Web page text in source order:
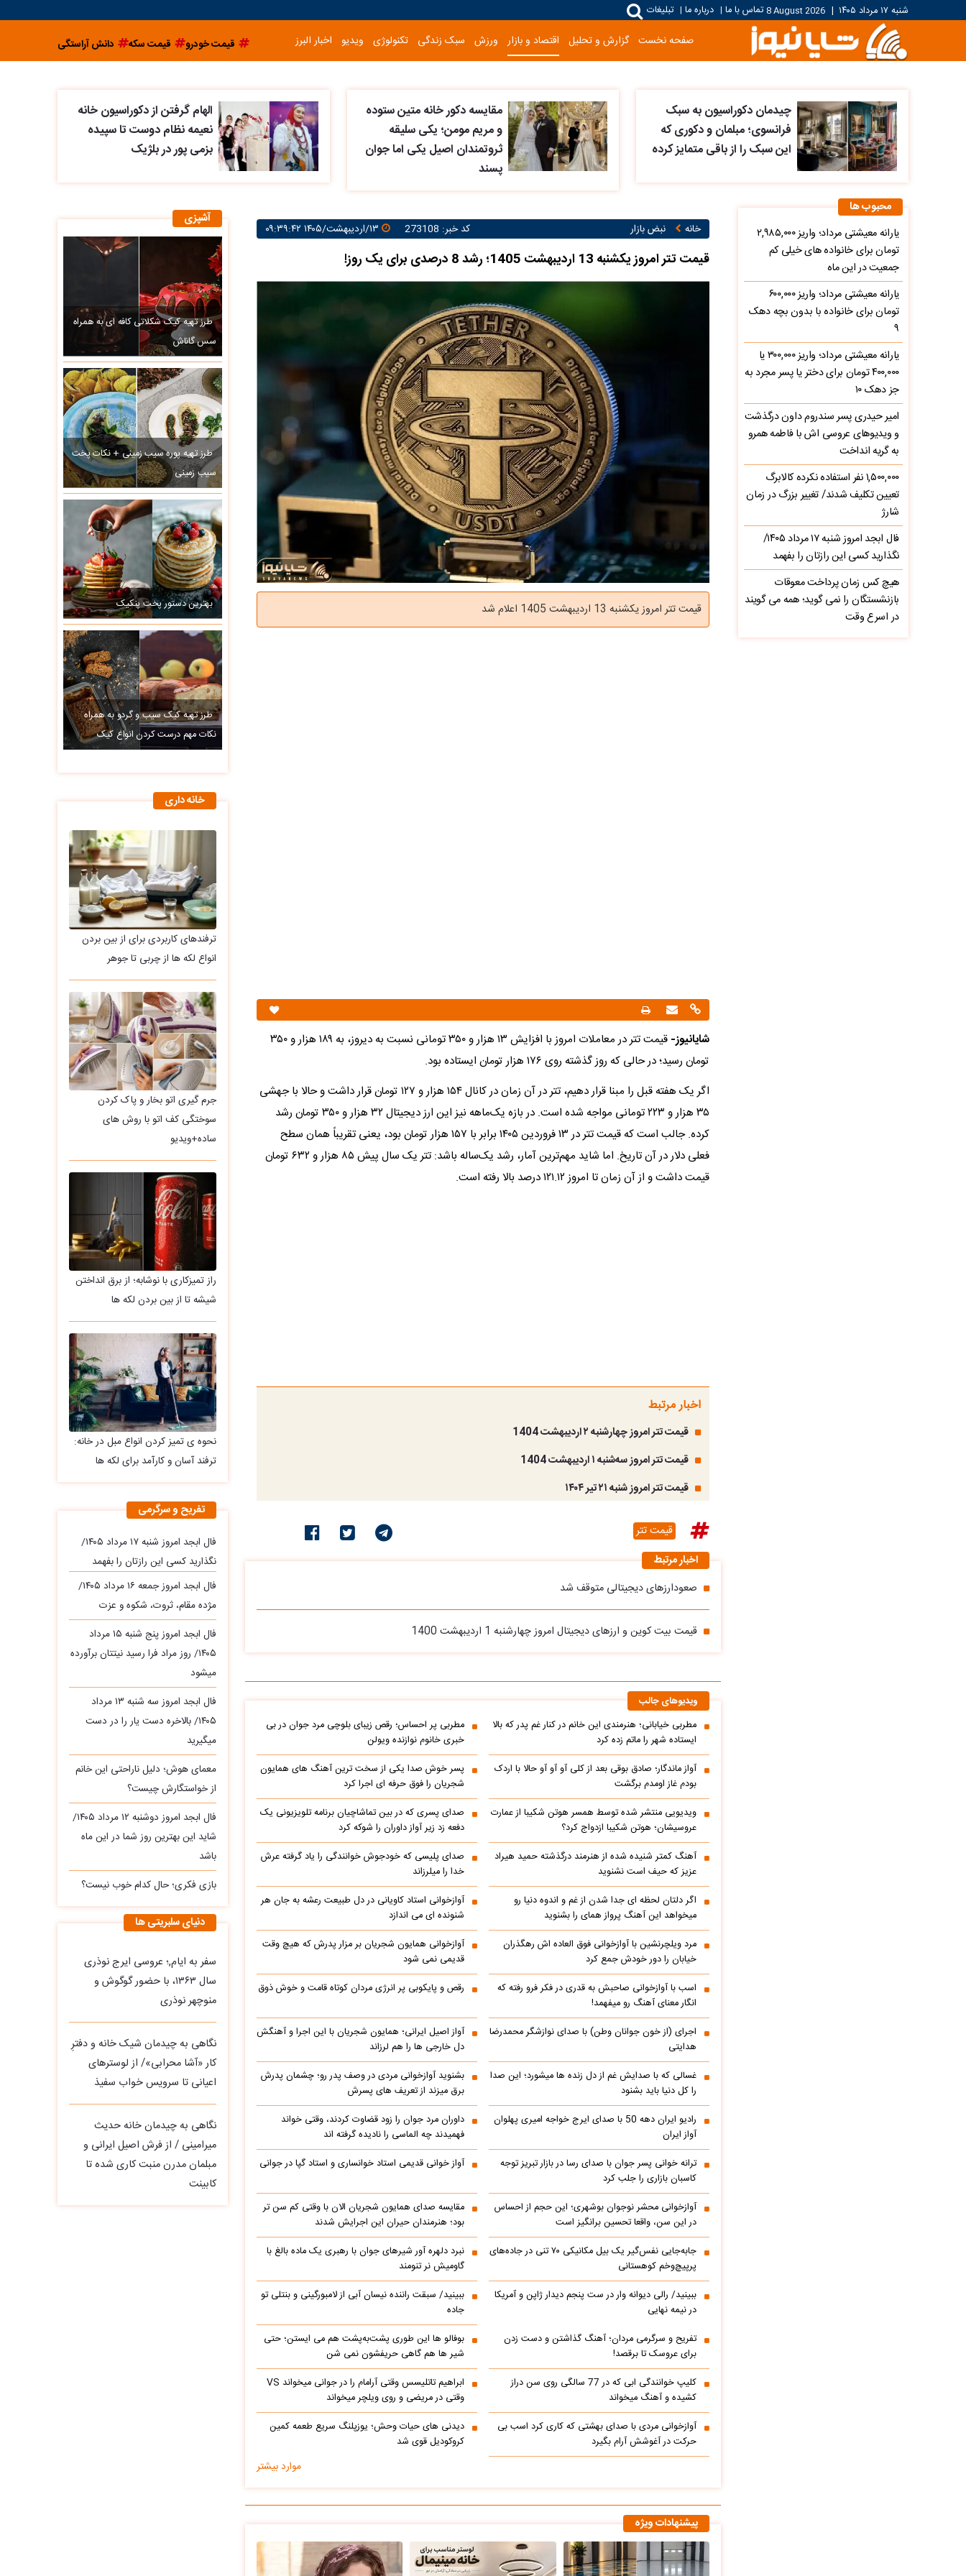
شنبه ۱۷ مرداد ۱۴۰۵ |
8 August 2026تماس با ما | درباره ما | تبلیغات
صفحه نخست گزارش و تحلیل اقتصاد و بازار ورزش سبک زندگی تکنولوژی ویدیو اخبار البرز قیمت خودرو قیمت سکه دانش آراستگی
چیدمان دکوراسیون به سبک
فرانسوی؛ مبلمان و دکوری که
این سبک را از باقی متمایز کرده
مقایسه دکور خانه متین ستوده
و مریم مومن؛ یکی سلیقه
ثروتمندان اصیل یکی اما جوان
پسند
الهام گرفتن از دکوراسیون خانه
نعیمه نظام دوست تا سپیده
بزمی پور در بلژیک
خانه نبض بازار کد خبر: 273108
قیمت تتر امروز یکشنبه 13 اردیبهشت 1405؛ رشد 8 درصدی برای یک روز!
قیمت تتر امروز یکشنبه 13 اردیبهشت 1405 اعلام شد
شایانیوز-
قیمت تتر در معاملات امروز با افزایش ۱۳ هزار و ۳۵۰ تومانی نسبت به دیروز، به ۱۸۹ هزار و ۳۵۰
تومان رسید؛ در حالی که روز گذشته روی ۱۷۶ هزار تومان ایستاده بود.
اگر یک هفته قبل را مبنا قرار دهیم، تتر در آن زمان در کانال ۱۵۴ هزار و ۱۲۷ تومان قرار داشت و حالا با جهشی
۳۵ هزار و ۲۲۳ تومانی مواجه شده است. در بازه یک‌ماهه نیز این ارز دیجیتال ۳۲ هزار و ۳۵۰ تومان رشد
کرده. جالب است که قیمت تتر در ۱۳ فروردین ۱۴۰۵ برابر با ۱۵۷ هزار تومان بود، یعنی تقریباً همان سطح
فعلی دلار در آن تاریخ. اما شاید مهم‌ترین آمار، رشد یک‌ساله باشد: تتر یک سال پیش ۸۵ هزار و ۶۳۲ تومان
قیمت داشت و از آن زمان تا امروز ۱۲۱.۱۲ درصد بالا رفته است.
اخبار مرتبط
قیمت تتر امروز چهارشنبه ۲ اردیبهشت 1404
قیمت تتر امروز سه‌شنبه ۱ اردیبهشت 1404
قیمت تتر امروز شنبه ۲۱ تیر ۱۴۰۴
قیمت تتر
اخبار مرتبط
صعودارزهای دیجیتالی متوقف شد
قیمت بیت کوین و ارزهای دیجیتال امروز چهارشنبه 1 اردیبهشت 1400
ویدیوهای جالب
مطربی خیابانی؛ هنرمندی این خانم در کنار غم پدر که بالا
ایستاده شهر را ماتم زده کرد
مطربی پر احساس؛ رقص زیبای بلوچی مرد جوان در بی
خبری خانوم نوازنده ویولن
آواز ماندگار؛ صادق بوقی بعد از کلی آو آو آو حالا با اردک
بودم غاز اومدم برگشت
پسر خوش صدا یکی از سخت ترین آهنگ های همایون
شجریان را فوق حرفه ای اجرا کرد
ویدیویی منتشر شده توسط همسر هوتن شکیبا از عمارت
عروسیشان؛ هوتن شکیبا ازدواج کرد؟
صدای پسری که در بین تماشاچیان برنامه تلویزیونی یک
دفعه زد زیر آواز داوران را شوکه کرد
آهنگ کمتر شنیده شده از هنرمند درگذشته حمید هیراد
عزیز که حیف است نشنوید
صدای پلیسی که خودجوش خوانندگی را یاد گرفته عرش
خدا را میلرزاند
اگر دلتان لحظه ای جدا شدن از غم و اندوه دنیا رو
میخواهد این آهنگ پرواز همای را بشنوید
آوازخوانی استاد کاویانی در دل طبیعت رعشه به جان هر
شنونده ای می اندازد
مرد ویلچرنشین با آوازخوانی فوق العاده اش رهگذران
خیابان را دور خودش جمع کرد
آوازخوانی همایون شجریان بر مزار پدرش که هیچ وقت
قدیمی نمی شود
اسب با آوازخوانی صاحبش به قدری در فکر فرو رفته که
انگار معنای آهنگ رو میفهمد!
رقص و پایکوبی پر انرژی مردان کوتاه قامت و خوش ذوق
اجرای (از خون جوانان وطن) با صدای نوازشگر محمدرضا
هدایتی
آواز اصیل ایرانی؛ همایون شجریان با این اجرا و آهنگش
دل خارجی ها را هم لرزاند
غسالی که با صدایش غم از دل زنده ها میشورد؛ این صدا
را کل دنیا باید بشنود
بشنوید آوازخوانی مردی در وصف پدر رو؛ چشمان پدرش
برق میزند از تعریف های پسرش
رادیو ایران دهه 50 با صدای ایرج خواجه امیری پهلوان
آواز ایران
داوران مرد جوان را زود قضاوت کردند، وقتی خواند
فهمیدند چه الماسی را نادیده گرفته اند
ترانه خوانی پسر جوان با صدای رسا در بازار تبریز توجه
کاسبان بازاری را جلب کرد
آواز خوانی قدیمی استاد خوانساری و استاد گپا در جوانی
آوازخوانی محشر نوجوان بوشهری؛ این حجم از احساس
در این سن، واقعا تحسین‌ برانگیز است
مقایسه صدای همایون شجریان الان با وقتی کم سن تر
بود؛ هنرمندان حیران این اجرایش شدند
جابه‌جایی نفس‌گیر یک بیل مکانیکی ۷۰ تنی در جاده‌های
پرپیچ‌وخم کوهستانی
نبرد دلهره آور شیرهای جوان با رهبری یک ماده بالغ با
گاومیش نر تنومند
ببینید/ رالی دیوانه وار در ست پنجم دیدار ژاپن و آمریکا
در نیمه نهایی
ببینید/ سبقت راننده نیسان آبی از لامبورگینی و بنتلی تو
جاده
تفریح و سرگرمی مردان؛ آهنگ گذاشتن و دست زدن
برای عروسک تا برقصد!
بوفالو ها این‌ طوری پشت‌به‌پشت هم می‌ ایستن؛ حتی
شیر ها هم گاهی حریفشون نمی‌ شن
کلیپ خوانندگی ابی که در 77 سالگی روی سن دراز
کشیده و آهنگ میخواند
ابراهیم تاتلیسس وقتی آرامام را در جوانی میخواند VS
وقتی در مریضی و روی ویلچر میخواند
آوازخوانی مردی با صدای بهشتی که کاری کرد اسب بی
حرکت در آغوشش آرام بگیرد
دیدنی های حیات وحش؛ یوزپلنگ سریع طعمه کمین
کروکودیل قوی شد
موارد بیشتر
پیشنهادات ویژه
آشپزی
طرز تهیه کیک شکلاتی کافه ای به همراه
سس گاناش
طرز تهیه پوره سیب زمینی + نکات پخت
سیب زمینی
بهترین دستور پخت پنکیک
طرز تهیه کیک سیب و گردو به همراه
نکات مهم درست کردن انواع کیک
خانه داری
ترفندهای کاربردی برای از بین بردن
انواع لکه ها از چربی تا جوهر
جرم گیری اتو بخار و پاک کردن
سوختگی کف اتو با روش های
ساده+ویدیو
راز تمیزکاری با نوشابه؛ از برق انداختن
شیشه تا از بین بردن لکه ها
نحوه ی تمیز کردن انواع مبل در خانه:
ترفند آسان و کارآمد برای لکه ها
تفریح و سرگرمی
فال ابجد امروز شنبه ۱۷ مرداد ۱۴۰۵/
نگذارید کسی این رازتان را بفهمد
فال ابجد امروز جمعه ۱۶ مرداد ۱۴۰۵/
مژده مقام، ثروت، شکوه و عزت
فال ابجد امروز پنج شنبه ۱۵ مرداد
۱۴۰۵/ روز مراد فرا رسید نیتتان برآورده
میشود
فال ابجد امروز سه‌ شنبه ۱۳ مرداد
۱۴۰۵/ بالاخره دست یار را در دست
میگیرید
معمای هوش؛ دلیل ناراحتی این خانم
از خواستگارش چیست؟
فال ابجد امروز دوشنبه ۱۲ مرداد ۱۴۰۵/
شاید این بهترین روز شما در این ماه
باشد
بازی فکری؛ حال کدام خوب نیست؟
دنیای سلبریتی ها
سفر به ایام,؛ عروسی ایرج نوذری
سال ۱۳۶۳، با حضور گوگوش و
منوچهر نوذری
نگاهی به چیدمان شیک خانه و دفترِ
کار «آشا محرابی»/ از لوسترهای
اعیانی تا سرویس خواب سفیذ
نگاهی به چیدمان خانه حدیث
میرامینی / از فرش اصیل ایرانی و
مبلمان مدرن منبت‌ کاری‌ شده تا
کابینت
محبوب ها
یارانه معیشتی مرداد؛ واریز ۲,۹۸۵,۰۰۰
تومان برای خانواده های خیلی کم
جمعیت در این ماه
یارانه معیشتی مرداد؛ واریز ۶۰۰,۰۰۰
تومان برای خانواده با بدون بچه دهک
۹
یارانه معیشتی مرداد؛ واریز ۳۰۰,۰۰۰ یا
۴۰۰,۰۰۰ تومان برای دختر یا پسر مجرد به
جز دهک ۱۰
امیر حیدری پسر سندروم داون درگذشت
و ویدیوهای عروسی اش با فاطمه همرو
به گریه انداخت
۱,۵۰۰,۰۰۰ نفر استفاده نکرده کالابرگ
تعیین تکلیف شدند/ تغییر بزرگ در زمان
شارژ
فال ابجد امروز شنبه ۱۷ مرداد ۱۴۰۵/
نگذارید کسی این رازتان را بفهمد
هیچ کس زمان پرداخت معوقات
بازنشستگان را نمی گوید؛ همه می گویند
در اسرع وقت